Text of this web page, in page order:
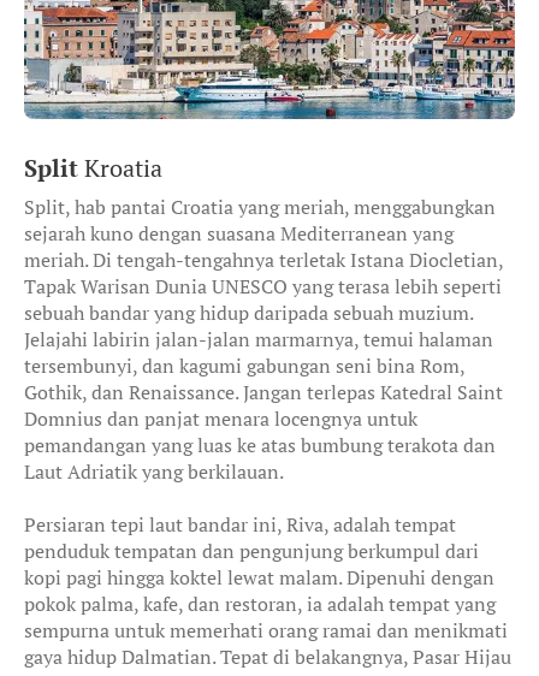
SplitKroatia
Split, hab pantai Croatia yang meriah, menggabungkan
sejarah kuno dengan suasana Mediterranean yang
meriah. Di tengah-tengahnya terletak Istana Diocletian,
Tapak Warisan Dunia UNESCO yang terasa lebih seperti
sebuah bandar yang hidup daripada sebuah muzium.
Jelajahi labirin jalan-jalan marmarnya, temui halaman
tersembunyi, dan kagumi gabungan seni bina Rom,
Gothik, dan Renaissance. Jangan terlepas Katedral Saint
Domnius dan panjat menara locengnya untuk
pemandangan yang luas ke atas bumbung terakota dan
Laut Adriatik yang berkilauan.
Persiaran tepi laut bandar ini, Riva, adalah tempat
penduduk tempatan dan pengunjung berkumpul dari
kopi pagi hingga koktel lewat malam. Dipenuhi dengan
pokok palma, kafe, dan restoran, ia adalah tempat yang
sempurna untuk memerhati orang ramai dan menikmati
gaya hidup Dalmatian. Tepat di belakangnya, Pasar Hijau